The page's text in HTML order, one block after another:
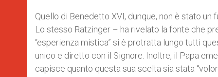
Quello di Benedetto XVI, dunque, non è stato
Lo stesso Ratzinger – ha rivelato la fonte che
“esperienza mistica” si è protratta lungo tutti
unico e diretto con il Signore. Inoltre, il Papa
capisce quanto questa sua scelta sia stata